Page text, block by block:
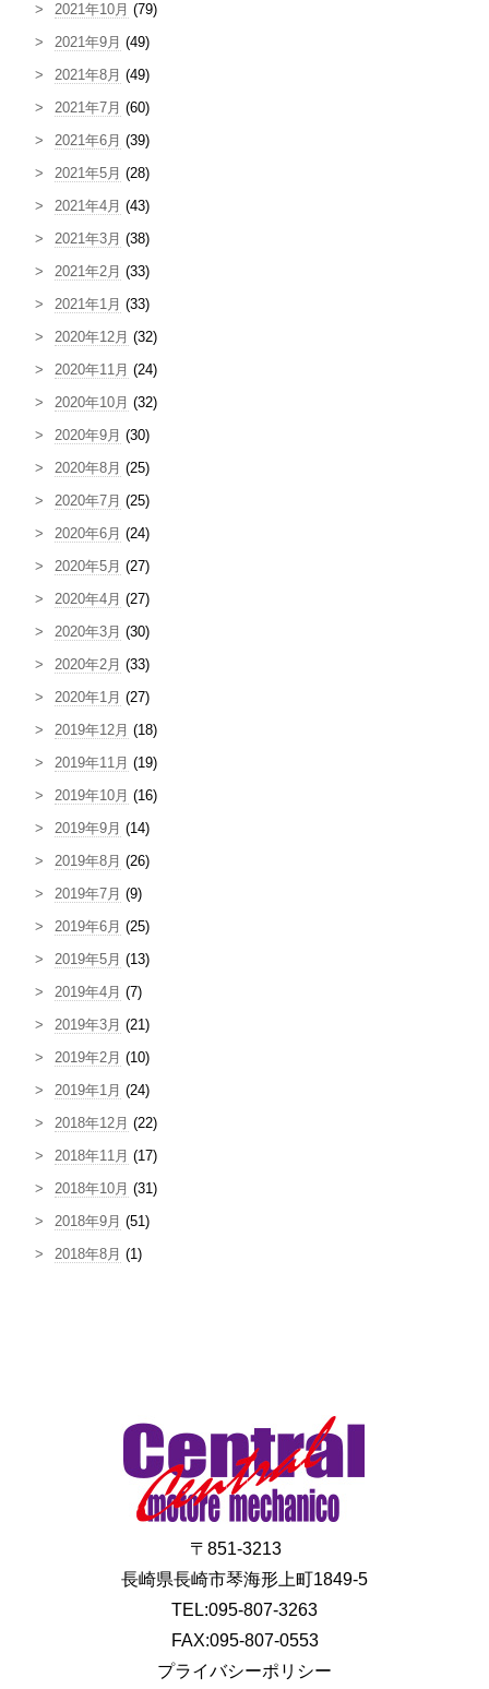
2021年10月 (79)
2021年9月 (49)
2021年8月 (49)
2021年7月 (60)
2021年6月 (39)
2021年5月 (28)
2021年4月 (43)
2021年3月 (38)
2021年2月 (33)
2021年1月 (33)
2020年12月 (32)
2020年11月 (24)
2020年10月 (32)
2020年9月 (30)
2020年8月 (25)
2020年7月 (25)
2020年6月 (24)
2020年5月 (27)
2020年4月 (27)
2020年3月 (30)
2020年2月 (33)
2020年1月 (27)
2019年12月 (18)
2019年11月 (19)
2019年10月 (16)
2019年9月 (14)
2019年8月 (26)
2019年7月 (9)
2019年6月 (25)
2019年5月 (13)
2019年4月 (7)
2019年3月 (21)
2019年2月 (10)
2019年1月 (24)
2018年12月 (22)
2018年11月 (17)
2018年10月 (31)
2018年9月 (51)
2018年8月 (1)
〒851-3213
長崎県長崎市琴海形上町1849-5
TEL:095-807-3263
FAX:095-807-0553
プライバシーポリシー